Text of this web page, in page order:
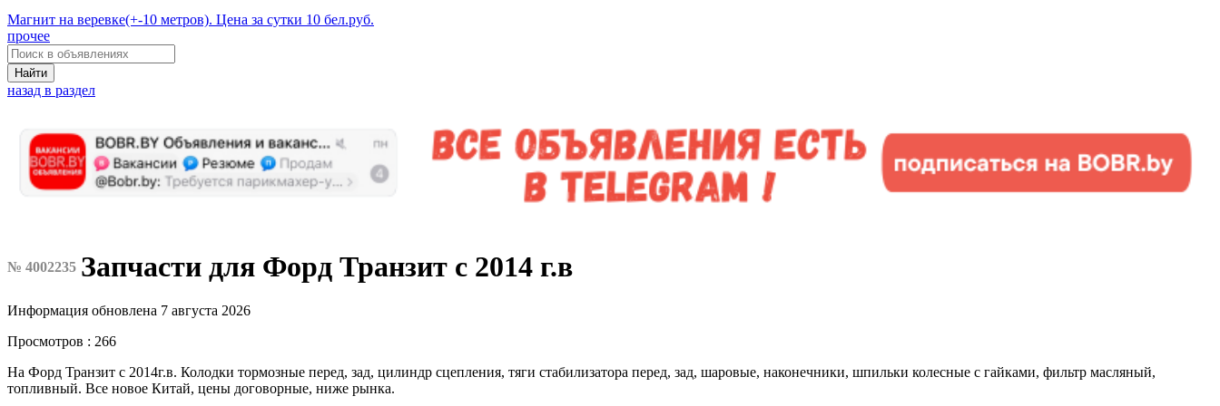
Магнит на веревке(+-10 метров). Цена за сутки 10 бел.руб.
прочее
Найти
назад в раздел
№ 4002235 Запчасти для Форд Транзит с 2014 г.в
Информация обновлена 7 августа 2026
Просмотров : 266
На Форд Транзит с 2014г.в. Колодки тормозные перед, зад, цилиндр сцепления, тяги стабилизатора перед, зад, шаровые, наконечники, шпильки колесные с гайками, фильтр масляный,
топливный. Все новое Китай, цены договорные, ниже рынка.